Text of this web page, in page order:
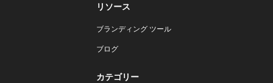
リソース
ブランディング ツール
ブログ
カテゴリー